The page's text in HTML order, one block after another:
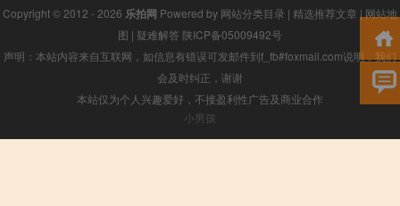
Copyright © 2012 - 2026 乐拍网 Powered by 网站分类目录 | 精选推荐文章 |网站地
图 | 疑难解答 陕ICP备05009492号
声明：本站内容来自互联网，如信息有错误可发邮件到f_fb#foxmail.com说明，我们
会及时纠正，谢谢
本站仅为个人兴趣爱好，不接盈利性广告及商业合作
小男孩